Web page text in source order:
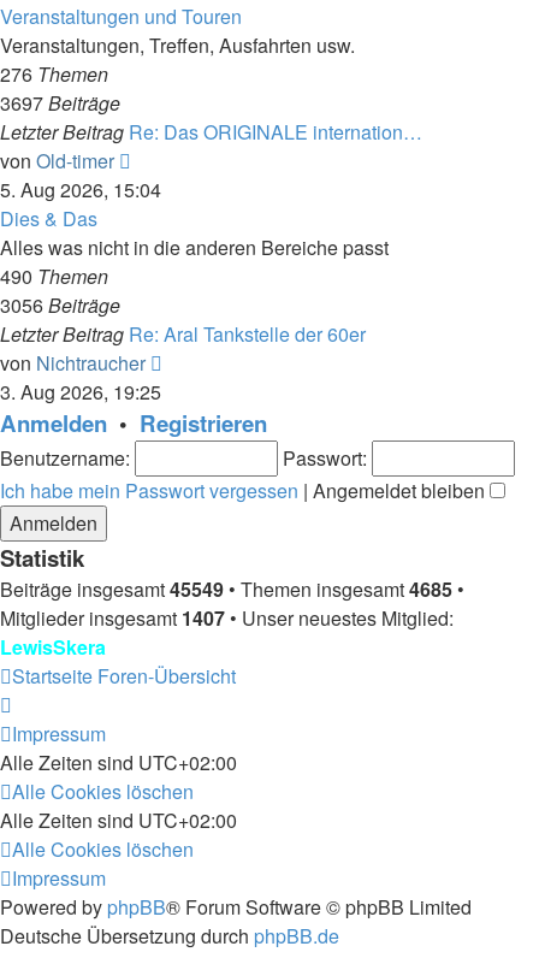
Veranstaltungen und Touren
Veranstaltungen, Treffen, Ausfahrten usw.
276 Themen
3697Beiträge
Letzter Beitrag Re: Das ORIGINALE internation…
von Old-timer
Beitrag
5. Aug 2026, 15:04
Dies & Das
Alles was nicht in die anderen Bereiche passt
490 Themen
3056Beiträge
Letzter Beitrag Re: Aral Tankstelle der 60er
von Nichtraucher
3. Aug 2026, 19:25
Anmelden • Registrieren
Benutzername:
Passwort:
Ich habe mein Passwort vergessen | Angemeldet bleiben
Statistik
Beiträge insgesamt45549 • Themen insgesamt4685 •
Mitglieder insgesamt 1407 • Unser neuestes Mitglied:
LewisSkera
Startseite Foren-Übersicht
Impressum
Alle Zeiten sind UTC+02:00
Alle Cookies löschen
Alle Zeiten sind UTC+02:00
Alle Cookies löschen
Impressum
Powered by phpBB® Forum Software © phpBB Limited
Deutsche Übersetzung durch phpBB.de